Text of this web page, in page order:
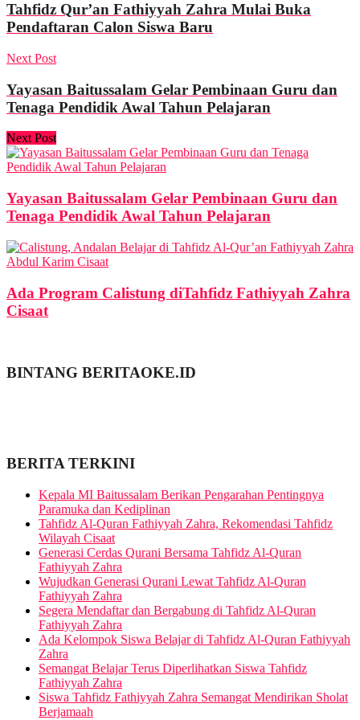
Tahfidz Qur’an Fathiyyah Zahra Mulai Buka
Pendaftaran Calon Siswa Baru
Next Post
Yayasan Baitussalam Gelar Pembinaan Guru dan
Tenaga Pendidik Awal Tahun Pelajaran
Next Post
Yayasan Baitussalam Gelar Pembinaan Guru dan
Tenaga Pendidik Awal Tahun Pelajaran
Ada Program Calistung diTahfidz Fathiyyah Zahra
Cisaat
BINTANG BERITAOKE.ID
BERITA TERKINI
Kepala MI Baitussalam Berikan Pengarahan Pentingnya
Paramuka dan Kediplinan
Tahfidz Al-Quran Fathiyyah Zahra, Rekomendasi Tahfidz
Wilayah Cisaat
Generasi Cerdas Qurani Bersama Tahfidz Al-Quran
Fathiyyah Zahra
Wujudkan Generasi Qurani Lewat Tahfidz Al-Quran
Fathiyyah Zahra
Segera Mendaftar dan Bergabung di Tahfidz Al-Quran
Fathiyyah Zahra
Ada Kelompok Siswa Belajar di Tahfidz Al-Quran Fathiyyah
Zahra
Semangat Belajar Terus Diperlihatkan Siswa Tahfidz
Fathiyyah Zahra
Siswa Tahfidz Fathiyyah Zahra Semangat Mendirikan Sholat
Berjamaah